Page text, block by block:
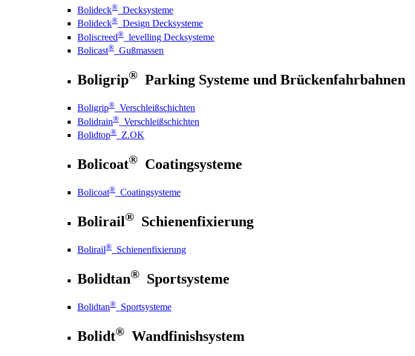
Bolideck® Decksysteme
Bolideck® Design Decksysteme
Boliscreed® levelling Decksysteme
Bolicast® Gußmassen
Boligrip® Parking Systeme und Brückenfahrbahnen
Boligrip® Verschleißschichten
Bolidrain® Verschleißschichten
Bolidtop® Z.OK
Bolicoat® Coatingsysteme
Bolicoat® Coatingsysteme
Bolirail® Schienenfixierung
Bolirail® Schienenfixierung
Bolidtan® Sportsysteme
Bolidtan® Sportsysteme
Bolidt® Wandfinishsystem